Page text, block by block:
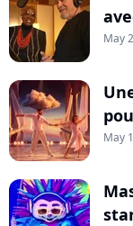
May
May